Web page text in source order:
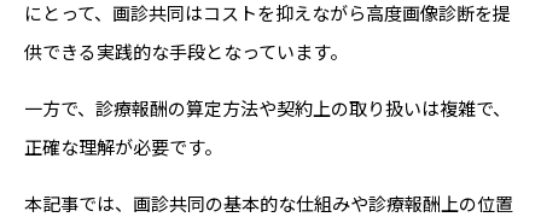
にとって、画診共同はコストを抑えながら高度画像診断を提
供できる実践的な手段となっています。
一方で、診療報酬の算定方法や契約上の取り扱いは複雑で、
正確な理解が必要です。
本記事では、画診共同の基本的な仕組みや診療報酬上の位置